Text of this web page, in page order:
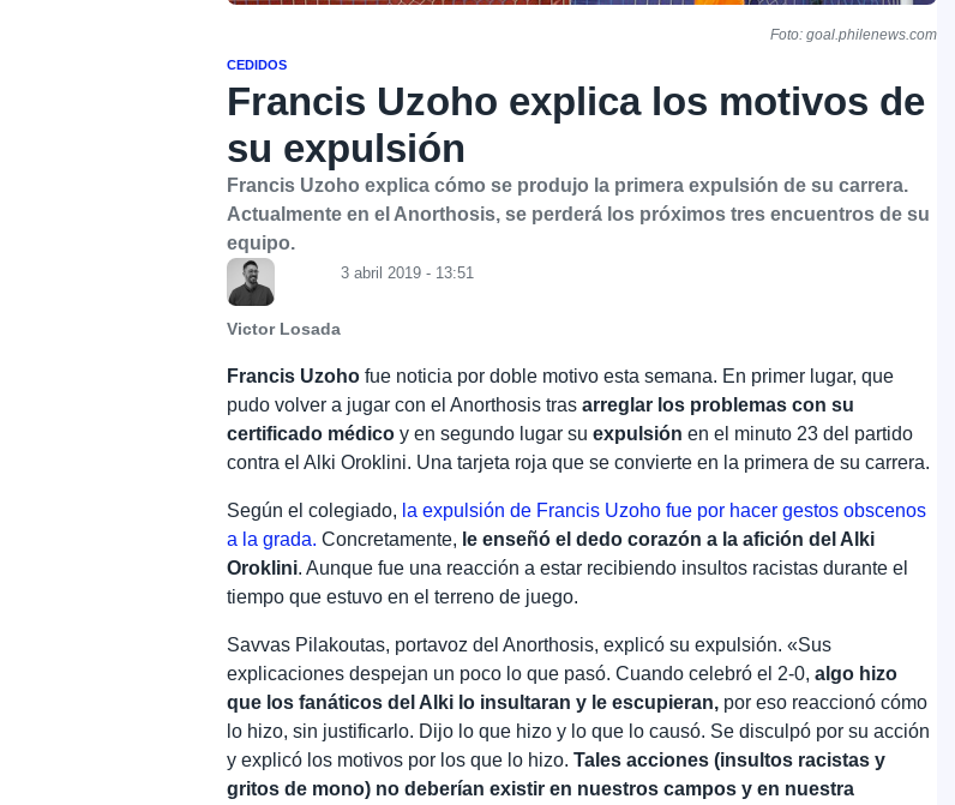
Foto: goal.philenews.com
CEDIDOS
Francis Uzoho explica los motivos de
su expulsión
Francis Uzoho explica cómo se produjo la primera expulsión de su carrera.
Actualmente en el Anorthosis, se perderá los próximos tres encuentros de su
equipo.
Victor Losada
3 abril 2019 - 13:51
Francis Uzoho fue noticia por doble motivo esta semana. En primer lugar, que
pudo volver a jugar con el Anorthosis trasarreglar los problemas con su
certificado médico y en segundo lugar suexpulsión en el minuto 23 del partido
contra el Alki Oroklini. Una tarjeta roja que se convierte en la primera de su carrera.
Según el colegiado, la expulsión de Francis Uzoho fue por hacer gestos obscenos
a la grada. Concretamente, le enseñó el dedo corazón a la afición del Alki
Oroklini. Aunque fue una reacción a estar recibiendo insultos racistas durante el
tiempo que estuvo en el terreno de juego.
Savvas Pilakoutas, portavoz del Anorthosis, explicó su expulsión. «Sus
explicaciones despejan un poco lo que pasó. Cuando celebró el 2-0,algo hizo
que los fanáticos del Alki lo insultaran y le escupieran, por eso reaccionó cómo
lo hizo, sin justificarlo. Dijo lo que hizo y lo que lo causó. Se disculpó por su acción
y explicó los motivos por los que lo hizo.Tales acciones (insultos racistas y
gritos de mono) no deberían existir en nuestros campos y en nuestra